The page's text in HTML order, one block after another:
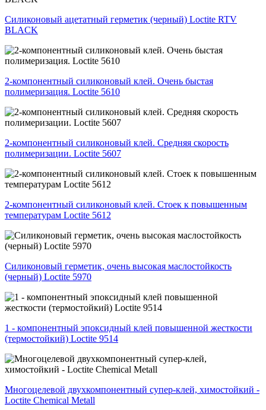
Силиконовый ацетатный герметик (черный) Loctite RTV
BLACK
2-компонентный силиконовый клей. Очень быстая
полимеризация. Loctite 5610
2-компонентный силиконовый клей. Средняя скорость
полимеризации. Loctite 5607
2-компонентный силиконовый клей. Стоек к повышенным
температурам Loctite 5612
Силиконовый герметик, очень высокая маслостойкость
(черный) Loctite 5970
1 - компонентный эпоксидный клей повышенной жесткости
(термостойкий) Loctite 9514
Многоцелевой двухкомпонентный супер-клей, химостойкий -
Loctite Chemical Metall